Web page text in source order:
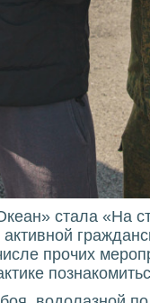
стала «На
прочих